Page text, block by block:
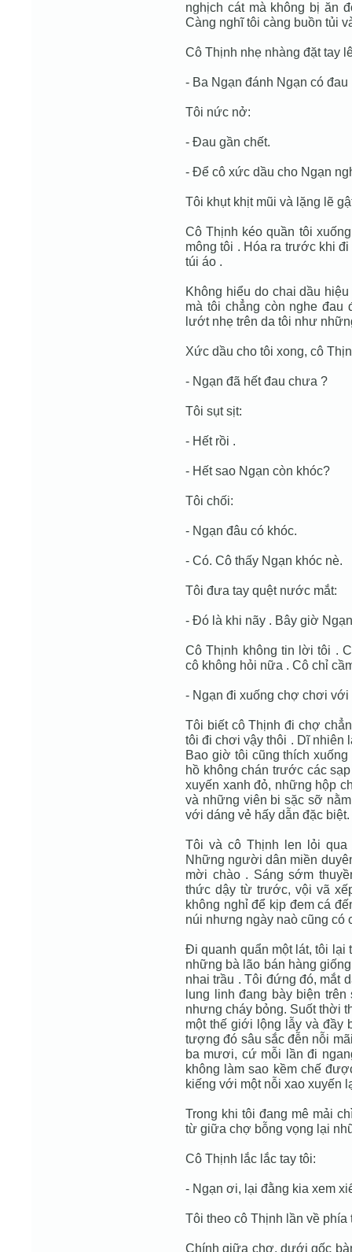
nghịch cát mà không bị ăn
Càng nghĩ tôi càng buồn tủi
Cô Thịnh nhẹ nhàng đặt tay
- Ba Ngạn đánh Ngạn có đau
Tôi nức nở:
- Ðau gần chết.
- Ðể cô xức dầu cho Ngạn
Tôi khụt khịt mũi và lặng lẽ
Cô Thịnh kéo quần tôi
mông tôi . Hóa ra trước khi
túi áo .
Không hiểu do chai dầu
mà tôi chẳng còn nghe
lướt nhẹ trên da tôi như
Xức dầu cho tôi xong, cô
- Ngạn đã hết đau chưa ?
Tôi sụt sịt:
- Hết rồi .
- Hết sao Ngạn còn khóc?
Tôi chối:
- Ngạn đâu có khóc.
- Có. Cô thấy Ngạn khóc nè.
Tôi đưa tay quệt nước mắt:
- Ðó là khi nãy . Bây giờ
Cô Thịnh không tin lời tôi .
cô không hỏi nữa . Cô chỉ
- Ngạn đi xuống chợ chơi với
Tôi biết cô Thịnh đi chợ
tôi đi chơi vậy thôi . Dĩ nhiên
Bao giờ tôi cũng thích
hồ không chán trước các
xuyến xanh đỏ, những hộp
và những viên bi sặc sỡ
với dáng vẻ hấy dẫn đặc biệt.
Tôi và cô Thịnh len lỏi
Những người dân miền
mời chào . Sáng sớm
thức dậy từ trước, vội vã
không nghỉ để kịp đem cá
núi nhưng ngày naò cũng có
Ði quanh quẩn một lát, tôi
những bà lão bán hàng
nhai trầu . Tôi đứng đó, mắt
lung linh đang bày biện
nhưng cháy bỏng. Suốt thời
một thế giới lộng lẫy và đầy
tượng đó sâu sắc đễn nỗi
ba mươi, cứ mỗi lần đi
không làm sao kềm chế
kiếng với một nỗi xao xuyến
Trong khi tôi đang mê mải
từ giữa chợ bỗng vọng lại
Cô Thịnh lắc lắc tay tôi:
- Ngạn ơi, lại đằng kia xem
Tôi theo cô Thịnh lần về phía
Chính giữa chợ, dưới gốc